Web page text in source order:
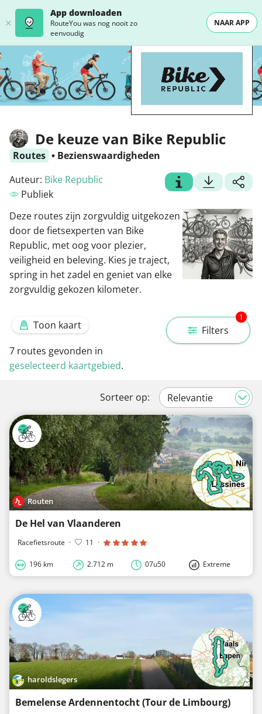
App downloaden
RouteYou was nog nooit zo
eenvoudig
NAAR APP
De keuze van Bike Republic
Routes • Bezienswaardigheden
Auteur: Bike Republic
Publiek
Deze routes zijn zorgvuldig uitgekozen
door de fietsexperten van Bike
Republic, met oog voor plezier,
veiligheid en beleving. Kies je traject,
spring in het zadel en geniet van elke
zorgvuldig gekozen kilometer.
Filters
1
Toon kaart
7 routes gevonden in
geselecteerd kaartgebied.
Sorteer op:
Routen
De Hel van Vlaanderen
Racefietsroute · 11 ·
196 km 2.712 m 07u50 Extreme
haroldslegers
Bemelense Ardennentocht (Tour de Limbourg)